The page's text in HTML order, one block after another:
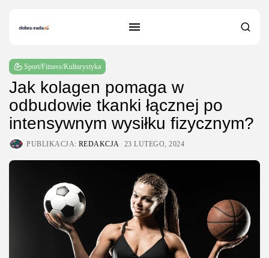
Sport/Fitness/Kulturystyka
Jak kolagen pomaga w
odbudowie tkanki łącznej po
intensywnym wysiłku fizycznym?
PUBLIKACJA: REDAKCJA 23 LUTEGO, 2024